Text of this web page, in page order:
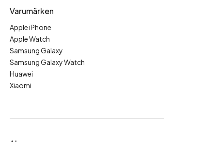
Varumärken
Apple iPhone
Apple Watch
Samsung Galaxy
Samsung Galaxy Watch
Huawei
Xiaomi